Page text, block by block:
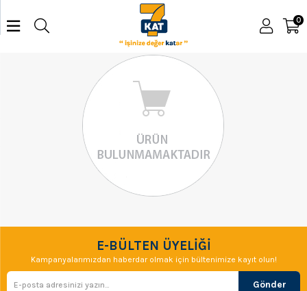
0
E-BÜLTEN ÜYELİĞİ
Kampanyalarımızdan haberdar olmak için bültenimize kayıt olun!
Gönder